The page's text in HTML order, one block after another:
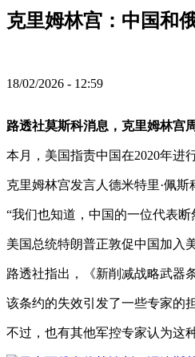
克里姆林宫：中国和
18/02/2026 - 12:59
路透社莫斯科消息，克里姆林宫
本月，美国指责中国在2020年进
克里姆林宫发言人德米特里·佩
“我们也知道，中国的一位代表
美国总统特朗普正敦促中国加入
路透社指出，《新削减战略武器
该条约的失效引发了一些专家的
不过，也有其他军控专家认为这